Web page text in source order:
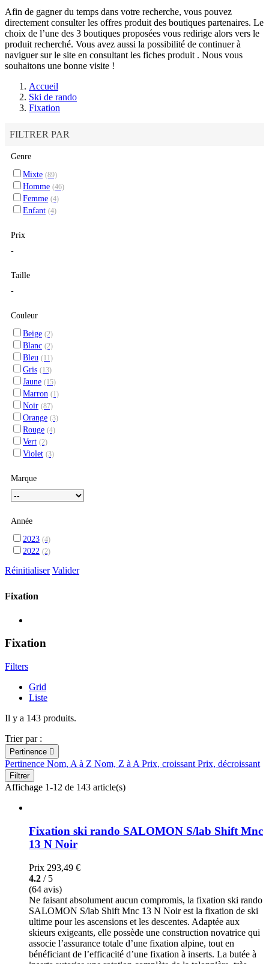
Afin de gagner du temps dans votre recherche, vous pouvez
directement consulter les offres produit des boutiques partenaires. Le
choix de l’une des 3 boutiques proposées vous redirige alors vers le
produit recherché. Vous avez aussi la possibilité de continuer à
naviguer sur le site en consultant les fiches produit . Nous vous
souhaitons une bonne visite !
Accueil
Ski de rando
Fixation
FILTRER PAR
Genre
Mixte (89)
Homme (46)
Femme (4)
Enfant (4)
Prix
-
Taille
-
Couleur
Beige (2)
Blanc (2)
Bleu (11)
Gris (13)
Jaune (15)
Marron (1)
Noir (87)
Orange (3)
Rouge (4)
Vert (2)
Violet (3)
Marque
Année
2023 (4)
2022 (2)
Réinitialiser Valider
Fixation
Fixation
Filters
Grid
Liste
Il y a 143 produits.
Trier par :
Pertinence 
Pertinence Nom, A à Z Nom, Z à A Prix, croissant Prix, décroissant
Filtrer
Affichage 1-12 de 143 article(s)
Fixation ski rando SALOMON S/lab Shift Mnc
13 N Noir
Prix 293,49 €
4.2 / 5
(64 avis)
Ne faisant absolument aucun compromis, la fixation ski rando
SALOMON S/lab Shift Mnc 13 N Noir est la fixation de ski
ultime pour les ascensions et les descentes. Adaptée aux
skieurs exigeants, elle possède une construction novatrice qui
associe l’assurance totale d’une fixation alpine, tout en
bénéficiant de l’efficacité d’une fixation à inserts. La butée à